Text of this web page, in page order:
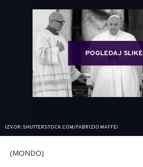
POGLEDAJ SLIKE
IZVOR: SHUTTERSTOCK.COM/FABRIZIO MAFFEI
(MONDO)